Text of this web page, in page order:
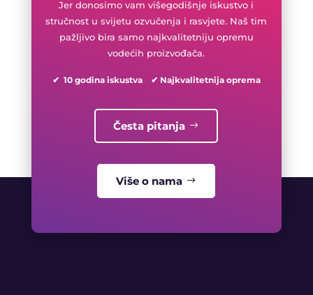
Jer donosimo vam višegodišnje iskustvo i
stručnost u svijetu ozvučenja i rasvjete. Naš tim
pažljivo bira samo najkvalitetniju opremu
vodećih proizvođača.
✔ 10 godina iskustva ✔ Najkvalitetnija oprema
Česta pitanja
Više o nama